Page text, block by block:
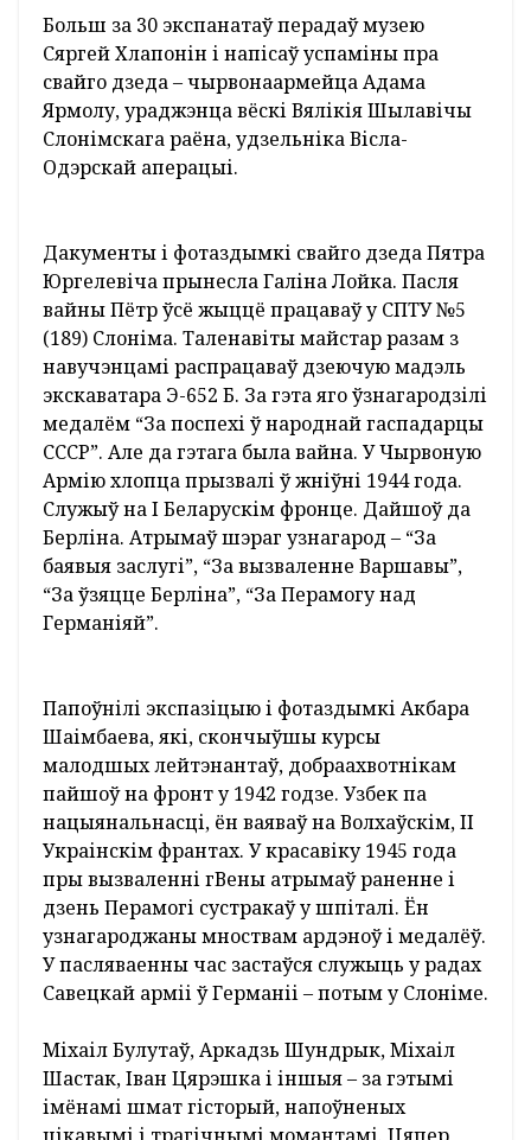
бацькі – Васіля Балкунца, ураджэнца вёскі
Чапялёва Слонімскага раёна. З мая 1944 года
ён быў партызанам атрада імя Ракасоўскага,
які дзейнічаў на Слонімшчыне. Пасля
вызвалення Слоніма быў мабілізаваны ў
Чырвоную Армію. З баямі прайшоў
быў ранены. Асколак пад сэрцам у Васіля
застаўся на ўсё жыцце. Але гэта не
перашкодзіла яму працаваць слесарам і
газаэлектразваршчыкам на Шылавіцкім
спіртзаводзе. За высокія дасягненні ў
працоўнай дзейнасці ў 1950 годзе Васіль
Балкунец быў занесены ў Кнігу Пашаны
Слонімскага райвыканкама.
Больш за 30 экспанатаў перадаў музею
Сяргей Хлапонін і напісаў успаміны пра
свайго дзеда – чырвонаармейца Адама
Ярмолу, ураджэнца вёскі Вялікія Шылавічы
Слонімскага раёна, удзельніка Вісла-